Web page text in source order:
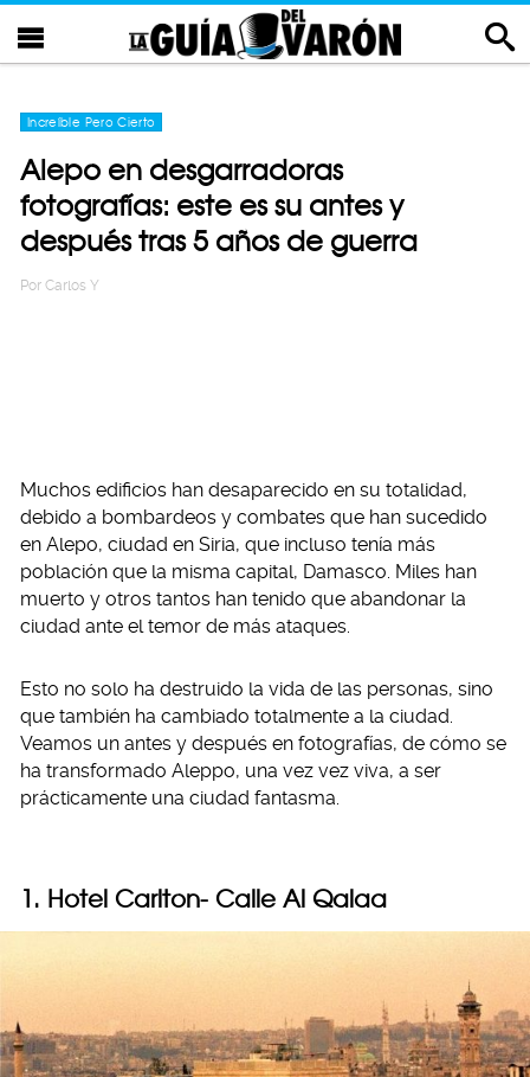
Increíble Pero Cierto
Alepo en desgarradoras
fotografías: este es su antes y
después tras 5 años de guerra
Por Carlos Y
Muchos edificios han desaparecido en su totalidad,
debido a bombardeos y combates que han sucedido
en Alepo, ciudad en Siria, que incluso tenía más
población que la misma capital, Damasco. Miles han
muerto y otros tantos han tenido que abandonar la
ciudad ante el temor de más ataques.
Esto no solo ha destruido la vida de las personas, sino
que también ha cambiado totalmente a la ciudad.
Veamos un antes y después en fotografías, de cómo se
ha transformado Aleppo, una vez vez viva, a ser
prácticamente una ciudad fantasma.
1. Hotel Carlton- Calle Al Qalaa